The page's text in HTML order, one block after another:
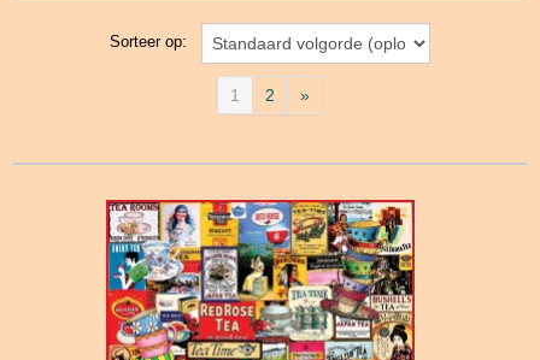
Sorteer op:
1 2 »